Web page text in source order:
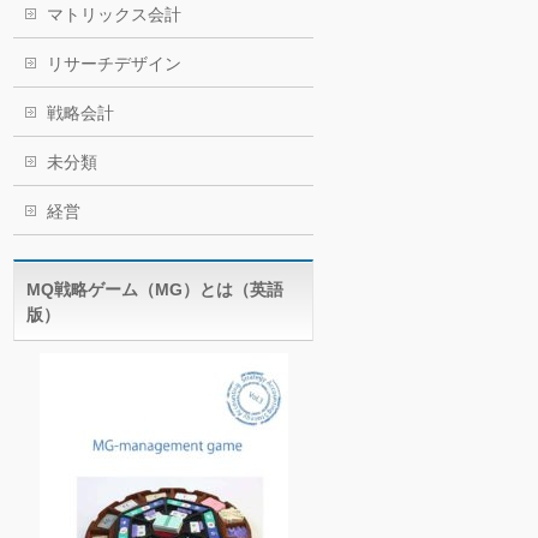
マトリックス会計
リサーチデザイン
戦略会計
未分類
経営
MQ戦略ゲーム（MG）とは（英語
版）